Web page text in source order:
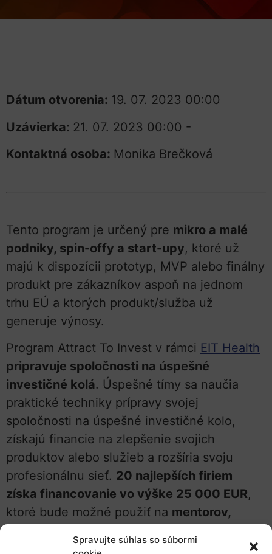
Spravujte súhlas so súbormi
Dátum otvorenia: 19. 07. 2023 00:00
Uzávierka: 21. 07. 2023 00:00 -
Kontaktná osoba: Monika Brečková
Tento program je určený pre mikro a malé
podniky, spin-offy a start-upy, ktoré už
majú k dispozícii prototyp, MVP alebo finálny
produkt pre zákazníkov aspoň na jednom
trhu EÚ a ktorých produkt/služba už
generuje výnosy.
Program Attract To Invest v rámci EIT Health
pripravuje spoločnosti na úspešné
investičné kolá. Úspešné tímy sa naučia
praktické techniky prípravy svojej
spoločnosti na úspešné investičné kolo,
získajú financie na zlepšenie svojich
produktov alebo služieb a rozšíria svoju
profesionálnu sieť. 20 najlepších firiem
získa financovanie vo výške 25 000 EUR,
ktoré bude možné použiť na mentorov,
produktov/služieb
. Súčasťou projektových